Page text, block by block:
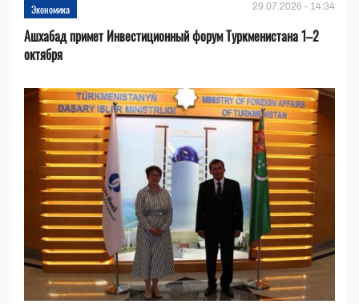
Экономика 29.07.2026 - 14:34
Ашхабад примет Инвестиционный форум Туркменистана 1–2
октября